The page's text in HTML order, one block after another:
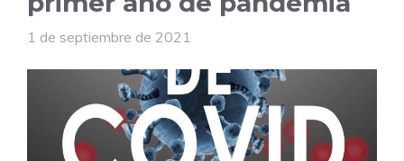
1 de septiembre de 2021